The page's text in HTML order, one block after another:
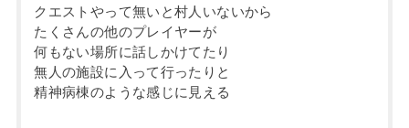
クエストやって無いと村人いないから
たくさんの他のプレイヤーが
何もない場所に話しかけてたり
無人の施設に入って行ったりと
精神病棟のような感じに見える